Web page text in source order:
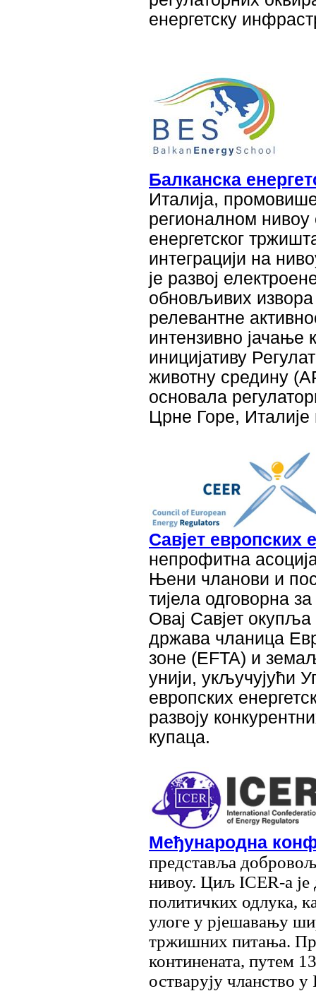
енергетску
Балканска
Италија,
регионалном
енергетског
интеграцији на
је развој
обновљивих извора
релевантне
интензивно јачање
иницијативу
животну средину
основала
Црне Горе, Италије
Савјет европских
непрофитна
Њени чланови и
тијела одговорна
Овaj Савјет окупља
држава чланица
зоне (EFTA) и
унији, укључујући
европских
развоју
купаца.
Међународна
представља
нивоу. Циљ ICER-а је
политичких одлука,
улоге у рјешавању
тржишних питања.
континената, путем
остварују чланство